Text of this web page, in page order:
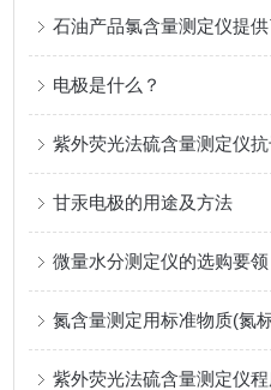
石油产品氯含量测定仪提
电极是什么？
紫外荧光法硫含量测定仪
甘汞电极的用途及方法
微量水分测定仪的选购要领
氮含量测定用标准物质(氮
紫外荧光法硫含量测定仪